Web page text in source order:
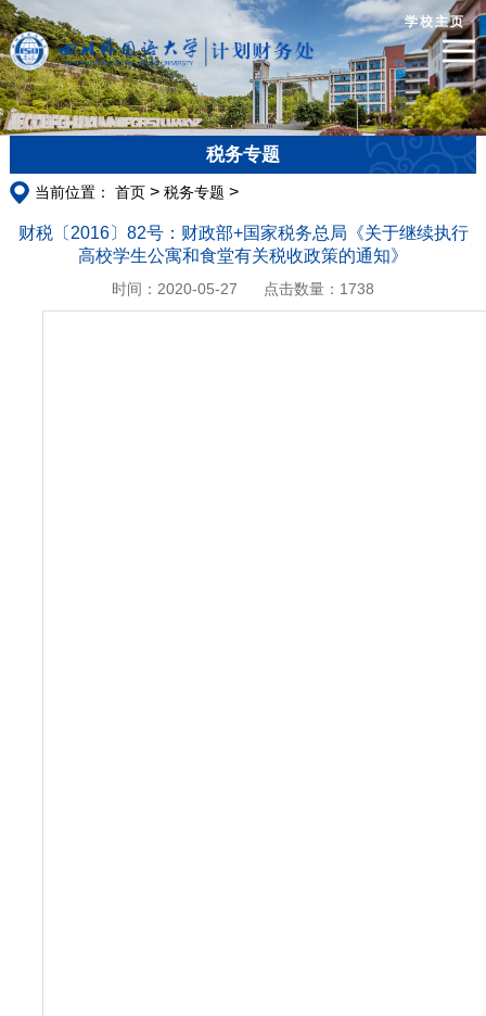
学校主页
税务专题
当前位置： 首页> 税务专题 >
财税〔2016〕82号：财政部+国家税务总局《关于继续执行
高校学生公寓和食堂有关税收政策的通知》
时间：2020-05-27 点击数量： 1738